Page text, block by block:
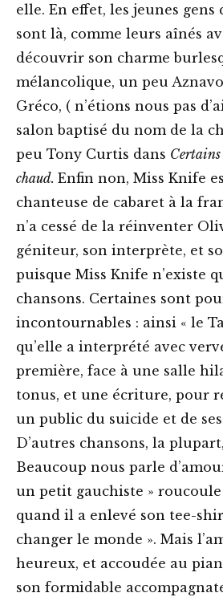
elle. En effet, les jeunes
sont là, comme leurs aînés
découvrir son charme
mélancolique, un peu
Gréco, ( n’étions nous pas
salon baptisé du nom de la
peu Tony Curtis dans
chaud. Enfin non, Miss Knife
chanteuse de cabaret à la
n’a cessé de la réinventer
géniteur, son interprète, et
puisque Miss Knife n’existe
chansons. Certaines sont
incontournables : ainsi « le
qu’elle a interprété avec
première, face à une salle
tonus, et une écriture, pour
un public du suicide et de
D’autres chansons, la
Beaucoup nous parle
un petit gauchiste » roucoule
quand il a enlevé son tee-
changer le monde ». Mais
heureux, et accoudée au
son formidable